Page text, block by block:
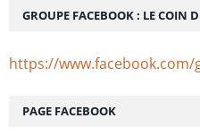
PAGE FACEBOOK
GROUPE FACEBOOK : LE COIN
https://